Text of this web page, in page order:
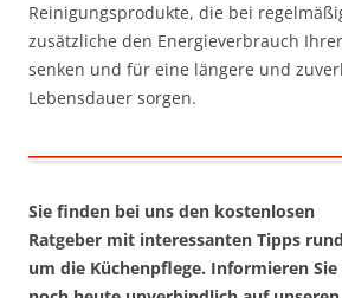
Reinigungsprodukte, die bei
zusätzliche den Energieverbrauch
senken und für eine längere und
Lebensdauer sorgen.
Sie finden bei uns den kostenlosen
Ratgeber mit interessanten Tipps rund
um die Küchenpflege. Informieren Sie